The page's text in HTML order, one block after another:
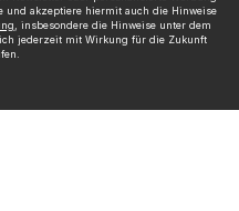
Bewertungen
und akzeptiere hiermit auch die Hinweise
, insbesondere die Hinweise unter dem
jederzeit mit Wirkung für die Zukunft